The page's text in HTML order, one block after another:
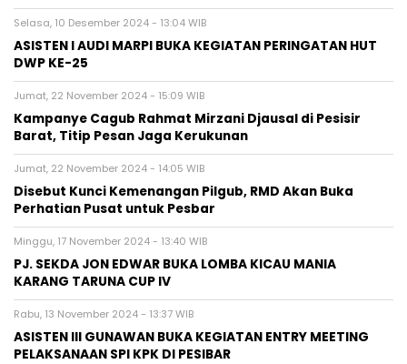
Selasa, 10 Desember 2024 - 13:04 WIB
ASISTEN I AUDI MARPI BUKA KEGIATAN PERINGATAN HUT
DWP KE-25
Jumat, 22 November 2024 - 15:09 WIB
Kampanye Cagub Rahmat Mirzani Djausal di Pesisir
Barat, Titip Pesan Jaga Kerukunan
Jumat, 22 November 2024 - 14:05 WIB
Disebut Kunci Kemenangan Pilgub, RMD Akan Buka
Perhatian Pusat untuk Pesbar
Minggu, 17 November 2024 - 13:40 WIB
PJ. SEKDA JON EDWAR BUKA LOMBA KICAU MANIA
KARANG TARUNA CUP IV
Rabu, 13 November 2024 - 13:37 WIB
ASISTEN III GUNAWAN BUKA KEGIATAN ENTRY MEETING
PELAKSANAAN SPI KPK DI PESIBAR